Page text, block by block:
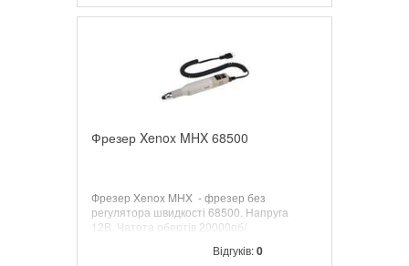
Фрезер Xenox MHX 68500
Фрезер Xenox MHX -фрезер без
регулятора швидкості 68500. Напруга
12В. Чатота обертів 20000об/
Відгуків:0